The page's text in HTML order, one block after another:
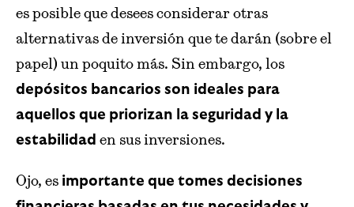
es posible que desees considerar otras
alternativas de inversión que te darán (sobre el
papel) un poquito más. Sin embargo, los
depósitos bancarios son ideales para
aquellos que priorizan la seguridad y la
estabilidad en sus inversiones.
Ojo, es importante que tomes decisiones